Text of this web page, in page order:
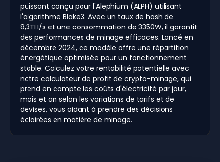
puissant conçu pour l'Alephium (ALPH) utilisant
l'algorithme Blake3. Avec un taux de hash de
8,3TH/s et une consommation de 3350W, il garantit
des performances de minage efficaces. Lancé en
décembre 2024, ce modèle offre une répartition
énergétique optimisée pour un fonctionnement
stable. Calculez votre rentabilité potentielle avec
notre calculateur de profit de crypto-minage, qui
prend en compte les coûts d'électricité par jour,
mois et an selon les variations de tarifs et de
devises, vous aidant à prendre des décisions
éclairées en matière de minage.